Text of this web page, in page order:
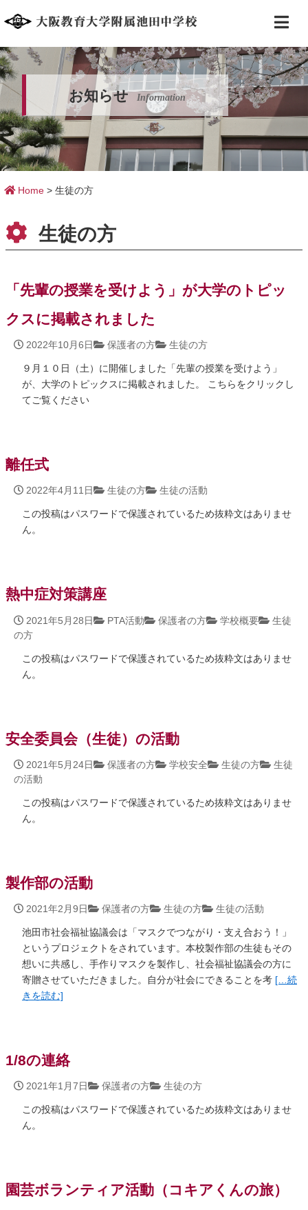
お知らせ Information
Home > 生徒の方
生徒の方
「先輩の授業を受けよう」が大学のトピッ
クスに掲載されました
2022年10月6日 保護者の方 生徒の方
９月１０日（土）に開催しました「先輩の授業を受けよう」
が、大学のトピックスに掲載されました。 こちらをクリックし
てご覧ください
離任式
2022年4月11日 生徒の方 生徒の活動
この投稿はパスワードで保護されているため抜粋文はありませ
ん。
熱中症対策講座
2021年5月28日 PTA活動 保護者の方 学校概要
生徒
の方
この投稿はパスワードで保護されているため抜粋文はありませ
ん。
安全委員会（生徒）の活動
2021年5月24日 保護者の方 学校安全 生徒の方
生徒
の活動
この投稿はパスワードで保護されているため抜粋文はありませ
ん。
製作部の活動
2021年2月9日 保護者の方 生徒の方 生徒の活動
池田市社会福祉協議会は「マスクでつながり・支え合おう！」
というプロジェクトをされています。本校製作部の生徒もその
想いに共感し、手作りマスクを製作し、社会福祉協議会の方に
寄贈させていただきました。自分が社会にできることを考 [… 続
きを読む]
1/8の連絡
2021年1月7日 保護者の方 生徒の方
この投稿はパスワードで保護されているため抜粋文はありませ
ん。
園芸ボランティア活動（コキアくんの旅）